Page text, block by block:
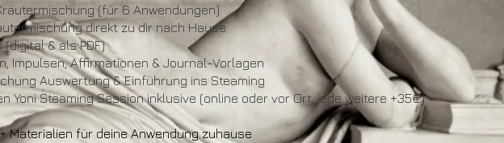
(für 6 Anwendungen)
direkt zu dir nach Hause
& als PDF)
Impulsen, Affirmationen & Journal-Vorlagen
Auswertung & Einführung ins Steaming
Yoni Steaming Session inklusive (online oder vor Ort, jede weitere +35€)
Materialien für deine Anwendung zuhause